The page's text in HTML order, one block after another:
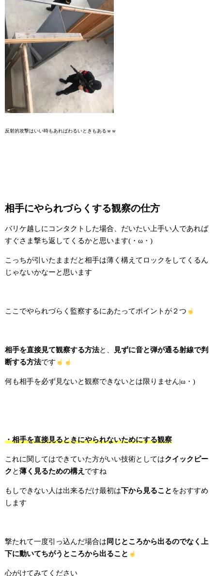
反射的攻撃はいい時もあればわるいときもあるｗｗ
相手にやられづらくする観察の仕方
バリケ越しにコンタクトした場合、だいたい上手い人であれば
すぐさま撃ち返してくるかと思います(・ω・)
こっちが引いたままだと相手は薄く構えてロックをしてくるん
じゃないかなーと思います
ここでやられづらく監察するにあたってポイントが２つ
相手を直接見て観察する方法と、
見ずに音と弾が通る射線で判
断する方法です
何も相手を必ず見ないと観察できないとは限りません|ω・)
・相手を直接見るときにやられないためにする観察
これに関してはできていた方がいい技術としてはクイックピー
ク と薄く見るための構え ですね
もしできない人は出来るだけ最初は下から見ること をおすすめ
します
撃たれて一度引っ込んだ場合は 同じところから出るのでなく上
下に動いてちがうところから出ること
心がけてみてください